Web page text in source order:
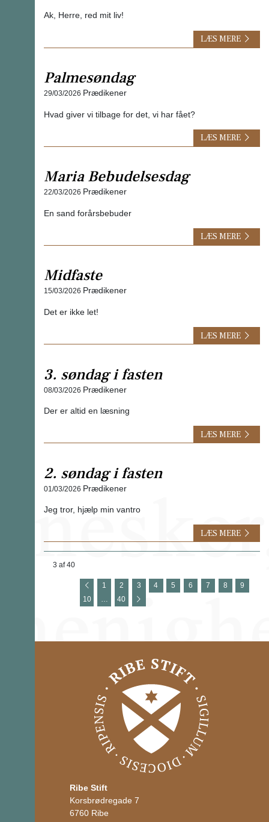
Ak, Herre, red mit liv!
LÆS MERE
Palmesøndag
29/03/2026 Prædikener
Hvad giver vi tilbage for det, vi har fået?
LÆS MERE
Maria Bebudelsesdag
22/03/2026 Prædikener
En sand forårsbebuder
LÆS MERE
Midfaste
15/03/2026 Prædikener
Det er ikke let!
LÆS MERE
3. søndag i fasten
08/03/2026 Prædikener
Der er altid en læsning
LÆS MERE
2. søndag i fasten
01/03/2026 Prædikener
Jeg tror, hjælp min vantro
LÆS MERE
3 af 40
1 2 3 4 5 6 7 8
9
10
40
Ribe Stift
Korsbrødregade 7
6760 Ribe